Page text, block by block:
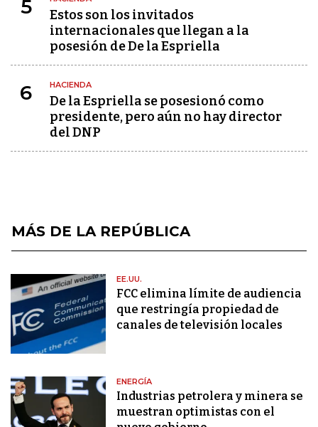
5
Estos son los invitados
internacionales que llegan a la
posesión de De la Espriella
6 HACIENDA
De la Espriella se posesionó como
presidente, pero aún no hay director
del DNP
MÁS DE LA REPÚBLICA
EE.UU.
FCC elimina límite de audiencia
que restringía propiedad de
canales de televisión locales
ENERGÍA
Industrias petrolera y minera se
muestran optimistas con el